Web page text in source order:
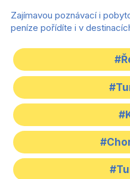
Zajímavou poznávací i
peníze pořídíte i v